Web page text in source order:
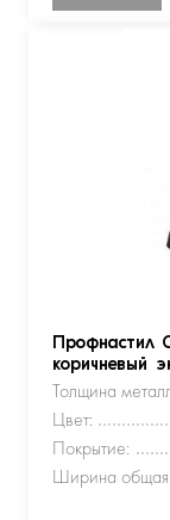
коричневый
Толщина
Цвет:
Покрытие:
Ширина общая: